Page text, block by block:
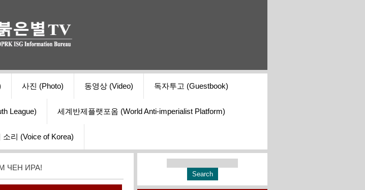
사진 (Photo) 동영상 (Video) 독자투고 (Guestbook)
League) 세계반제플랫포옴 (World Anti-imperialist Platform)
소리 (Voice of Korea)
ЧЕН ИРА!